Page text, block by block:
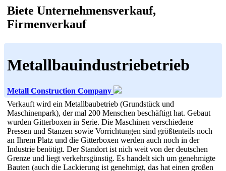
Biete Unternehmensverkauf,
Firmenverkauf
Metallbauindustriebetrieb
Metall Construction Company
Verkauft wird ein Metallbaubetrieb (Grundstück und
Maschinenpark), der mal 200 Menschen beschäftigt hat. Gebaut
wurden Gitterboxen in Serie. Die Maschinen verschiedene
Pressen und Stanzen sowie Vorrichtungen sind größtenteils noch
an Ihrem Platz und die Gitterboxen werden auch noch in der
Industrie benötigt. Der Standort ist nich weit von der deutschen
Grenze und liegt verkehrsgünstig. Es handelt sich um genehmigte
Bauten (auch die Lackierung ist genehmigt, das hat einen großen